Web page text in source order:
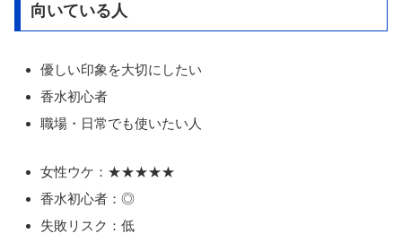
向いている人
優しい印象を大切にしたい
香水初心者
職場・日常でも使いたい人
女性ウケ：★★★★★
香水初心者：◎
失敗リスク：低